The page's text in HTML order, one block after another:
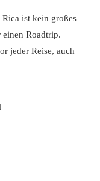
ist kein großes
einen Roadtrip.
jeder Reise, auch